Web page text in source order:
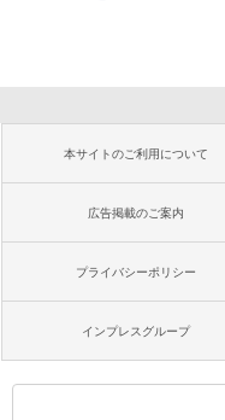
本サイトのご利用について
広告掲載のご案内
プライバシーポリシー
インプレスグループ